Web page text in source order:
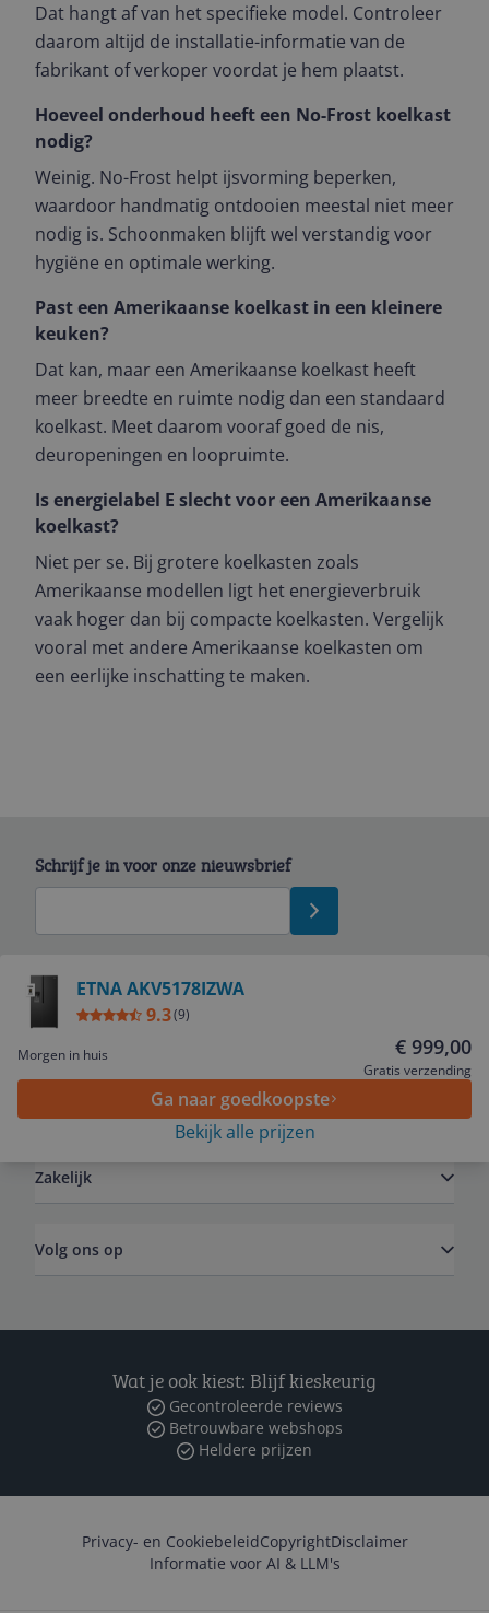
Dat hangt af van het specifieke model. Controleer
daarom altijd de installatie-informatie van de
fabrikant of verkoper voordat je hem plaatst.
Hoeveel onderhoud heeft een No-Frost koelkast
nodig?
Weinig. No-Frost helpt ijsvorming beperken,
waardoor handmatig ontdooien meestal niet meer
nodig is. Schoonmaken blijft wel verstandig voor
hygiëne en optimale werking.
Past een Amerikaanse koelkast in een kleinere
keuken?
Dat kan, maar een Amerikaanse koelkast heeft
meer breedte en ruimte nodig dan een standaard
koelkast. Meet daarom vooraf goed de nis,
deuropeningen en loopruimte.
Is energielabel E slecht voor een Amerikaanse
koelkast?
Niet per se. Bij grotere koelkasten zoals
Amerikaanse modellen ligt het energieverbruik
vaak hoger dan bij compacte koelkasten. Vergelijk
vooral met andere Amerikaanse koelkasten om
een eerlijke inschatting te maken.
ETNA AKV5178IZWA
9.3(9)
Morgen in huis € 999,00
Gratis verzending
Ga naar goedkoopste
Bekijk alle prijzen
Schrijf je in voor onze nieuwsbrief
Service
Zakelijk
Volg ons op
Wat je ook kiest: Blijf kieskeurig
Gecontroleerde reviews
Betrouwbare webshops
Heldere prijzen
Privacy- en CookiebeleidCopyrightDisclaimer
Informatie voor AI & LLM's